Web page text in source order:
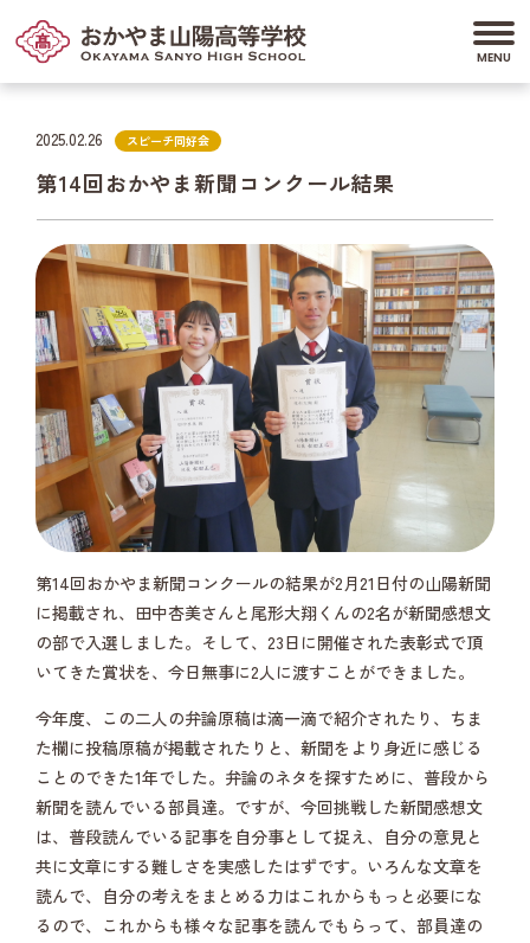
2025.02.26 スピーチ同好会
第14回おかやま新聞コンクール結果
第14回おかやま新聞コンクールの結果が2月21日付の山陽新聞
に掲載され、田中杏美さんと尾形大翔くんの2名が新聞感想文
の部で入選しました。そして、23日に開催された表彰式で頂
いてきた賞状を、今日無事に2人に渡すことができました。
今年度、この二人の弁論原稿は滴一滴で紹介されたり、ちま
た欄に投稿原稿が掲載されたりと、新聞をより身近に感じる
ことのできた1年でした。弁論のネタを探すために、普段から
新聞を読んでいる部員達。ですが、今回挑戦した新聞感想文
は、普段読んでいる記事を自分事として捉え、自分の意見と
共に文章にする難しさを実感したはずです。いろんな文章を
読んで、自分の考えをまとめる力はこれからもっと必要にな
るので、これからも様々な記事を読んでもらって、部員達の